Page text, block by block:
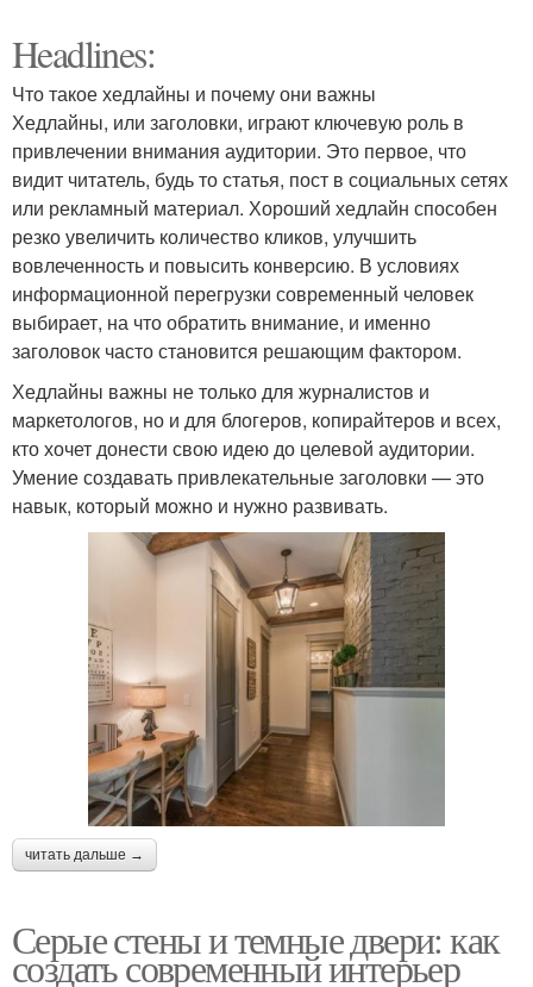
Headlines:
Что такое хедлайны и почему они важны
Хедлайны, или заголовки, играют ключевую роль в
привлечении внимания аудитории. Это первое, что
видит читатель, будь то статья, пост в социальных сетях
или рекламный материал. Хороший хедлайн способен
резко увеличить количество кликов, улучшить
вовлеченность и повысить конверсию. В условиях
информационной перегрузки современный человек
выбирает, на что обратить внимание, и именно
заголовок часто становится решающим фактором.
Хедлайны важны не только для журналистов и
маркетологов, но и для блогеров, копирайтеров и всех,
кто хочет донести свою идею до целевой аудитории.
Умение создавать привлекательные заголовки — это
навык, который можно и нужно развивать.
читать дальше →
Серые стены и темные двери: как
создать современный интерьер